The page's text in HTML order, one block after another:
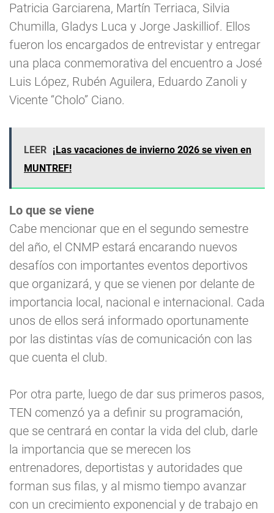
Patricia Garciarena, Martín Terriaca, Silvia
Chumilla, Gladys Luca y Jorge Jaskilliof. Ellos
fueron los encargados de entrevistar y entregar
una placa conmemorativa del encuentro a José
Luis López, Rubén Aguilera, Eduardo Zanoli y
Vicente “Cholo” Ciano.
LEER ¡Las vacaciones de invierno 2026 se viven en
MUNTREF!
Lo que se viene
Cabe mencionar que en el segundo semestre
del año, el CNMP estará encarando nuevos
desafíos con importantes eventos deportivos
que organizará, y que se vienen por delante de
importancia local, nacional e internacional. Cada
unos de ellos será informado oportunamente
por las distintas vías de comunicación con las
que cuenta el club.
Por otra parte, luego de dar sus primeros pasos,
TEN comenzó ya a definir su programación,
que se centrará en contar la vida del club, darle
la importancia que se merecen los
entrenadores, deportistas y autoridades que
forman sus filas, y al mismo tiempo avanzar
con un crecimiento exponencial y de trabajo en